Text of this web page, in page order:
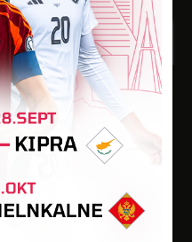
10:00
(Elites grupa) 2023, 1.
1